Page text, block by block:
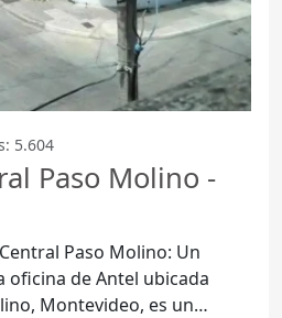
5.604
Paso Molino -
Paso Molino: Un
Montevideo, es un